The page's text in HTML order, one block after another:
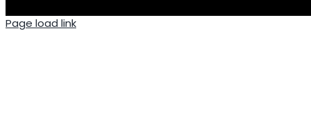
Page load link